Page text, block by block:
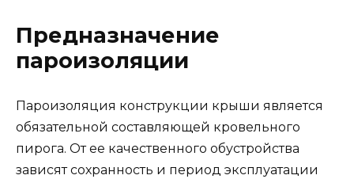
Предназначение
пароизоляции
Пароизоляция конструкции крыши является
обязательной составляющей кровельного
пирога. От ее качественного обустройства
зависят сохранность и период эксплуатации